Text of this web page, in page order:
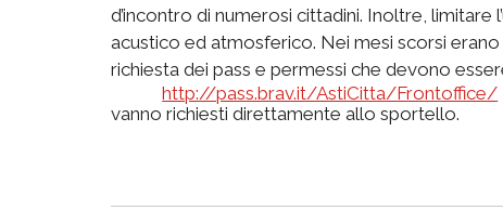
d’incontro di numerosi cittadini. Inoltre,
acustico ed atmosferico. Nei mesi scorsi
richiesta dei pass e permessi che devono
http://pass.brav.it/AstiCitta/Frontoffice/
vanno richiesti direttamente allo sportello.